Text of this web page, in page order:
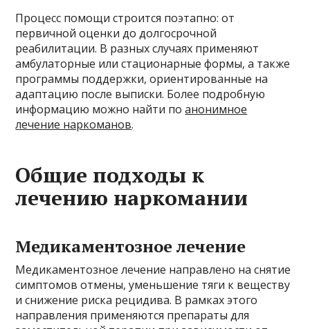
Процесс помощи строится поэтапно: от
первичной оценки до долгосрочной
реабилитации. В разных случаях применяют
амбулаторные или стационарные формы, а также
программы поддержки, ориентированные на
адаптацию после выписки. Более подробную
информацию можно найти поанонимное
лечение наркоманов.
Общие подходы к
лечению наркомании
Медикаментозное лечение
Медикаментозное лечение направлено на снятие
симптомов отмены, уменьшение тяги к веществу
и снижение риска рецидива. В рамках этого
направления применяются препараты для